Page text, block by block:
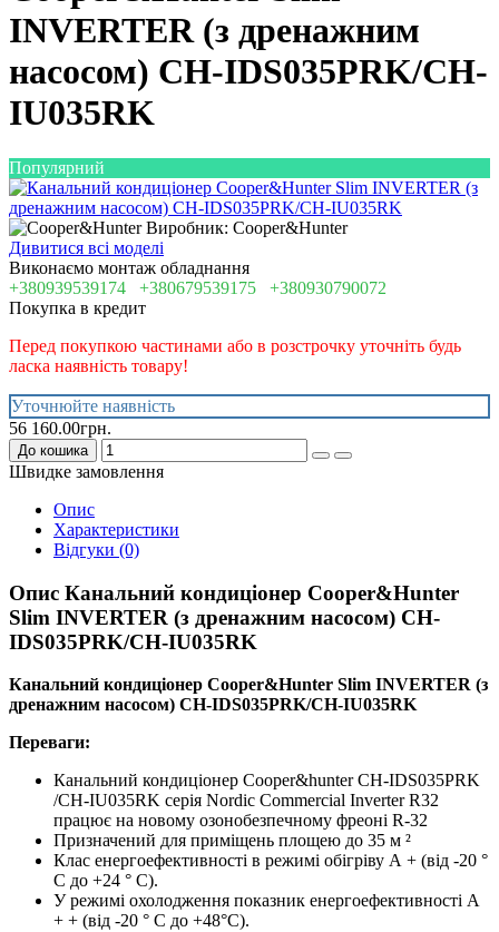
INVERTER (з дренажним
насосом) CH-IDS035PRK/CH-
IU035RK
Популярний
Виробник: Cooper&Hunter
Дивитися всі моделі
Виконаємо монтаж обладнання
+380939539174 +380679539175 +380930790072
Покупка в кредит
Перед покупкою частинами або в розстрочку уточніть будь
ласка наявність товару!
Уточнюйте наявність
56 160.00грн.
До кошика
Швидке замовлення
Опис
Характеристики
Відгуки (0)
Опис Канальний кондиціонер Cooper&Hunter
Slim INVERTER (з дренажним насосом) CH-
IDS035PRK/CH-IU035RK
Канальний кондиціонер Cooper&Hunter Slim INVERTER (з
дренажним насосом) CH-IDS035PRK/CH-IU035RK
Переваги:
Канальний кондиціонер Cooper&hunter CH-IDS035PRK
/CH-IU035RK серія Nordic Commercial Inverter R32
працює на новому озонобезпечному фреоні R-32
Призначений для приміщень площею до 35 м ²
Клас енергоефективності в режимі обігріву А + (від -20 °
С до +24 ° С).
У режимі охолодження показник енергоефективності A
+ + (від -20 ° С до +48°С).